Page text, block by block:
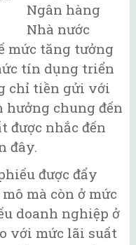
Ngân hàng
Nhà nước
mức tăng tưởng
tín dụng triển
chỉ tiền gửi với
hưởng chung đến
được nhắc đến
đây.
được đẩy
mà còn ở mức
doanh nghiệp ở
với mức lãi suất